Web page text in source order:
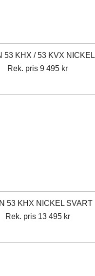
53 KHX / 53 KVX NICKEL
Rek. pris 9 495 kr
53 KHX NICKEL SVART
Rek. pris 13 495 kr